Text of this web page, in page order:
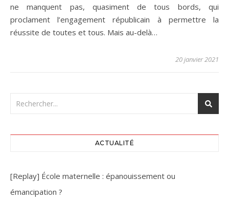
ne manquent pas, quasiment de tous bords, qui
proclament l’engagement républicain à permettre la
réussite de toutes et tous. Mais au-delà…
20 janvier 2021
ACTUALITÉ
[Replay] École maternelle : épanouissement ou
émancipation ?